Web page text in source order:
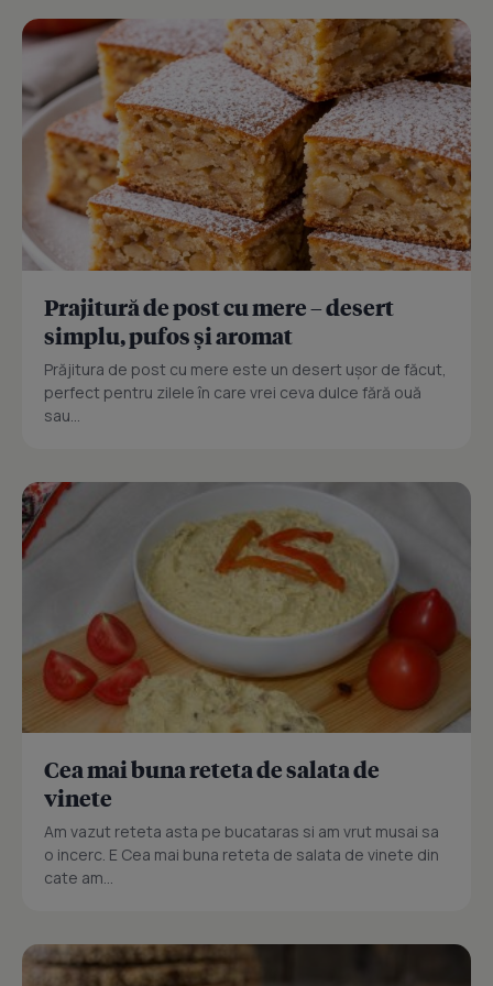
Prajitură de post cu mere – desert
simplu, pufos și aromat
Prăjitura de post cu mere este un desert ușor de făcut,
perfect pentru zilele în care vrei ceva dulce fără ouă
sau...
Cea mai buna reteta de salata de
vinete
Am vazut reteta asta pe bucataras si am vrut musai sa
o incerc. E Cea mai buna reteta de salata de vinete din
cate am...